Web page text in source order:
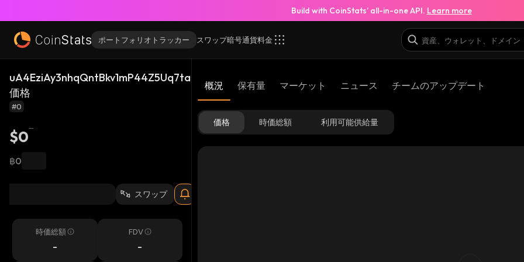
Build with CoinStats’ all-in-one API. Learn more
ポートフォリオトラッカー スワップ暗号通貨料金
uA4EziAy3nhqQntBkv1mP44Z5Uq7tai9M9YmkfWQbk2_solana
価格
#0
$0
฿0
スワップ
時価総額
-
FDV
-
概況 保有量 マーケット ニュース チームのアップデート
価格 時価総額 利用可能供給量